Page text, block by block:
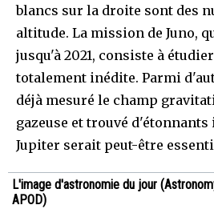
blancs sur la droite sont des
altitude. La mission de Juno,
jusqu'à 2021, consiste à
totalement inédite. Parmi
déjà mesuré le champ
gazeuse et trouvé
Jupiter serait peut-être
L'image d'astronomie du jour
APOD)